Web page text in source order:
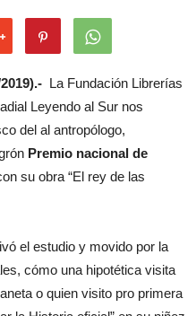
La Fundación Librerías
Leyendo al Sur nos
del al antropólogo,
Premio nacional de
su obra “El rey de las
el estudio y movido por la
cómo una hipotética visita
o quien visito pro primera